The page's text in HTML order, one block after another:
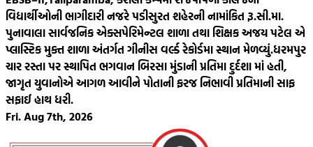
વિદ્યાર્થીઓની ભાગીદારી નજરે પડીસુરત શહેરની નામાંકિત રૂ.સી.મા.
પુનાવાલા સાર્વજનિક એક્સપેરિમેન્ટલ શાળા તથા શિક્ષક અજય પટેલ એ
પ્લાસ્ટિક મુક્ત શાળા અંતર્ગત ગીનીસ વર્લ્ડ રેકોર્ડમા સ્થાન મેળવ્યું.ધરમપુર
ચાર રસ્તા પર સ્થાપિત ભગવાન બિરસા મુંડાની પ્રતિમા દુર્દશા માં હતી,
જાગૃત યુવાનોએ આગળ આવીને પોતાની ફરજ નિભાવી પ્રતિમાની સાફ
સફાઈ હાથ ધરી.
Fri. Aug 7th, 2026